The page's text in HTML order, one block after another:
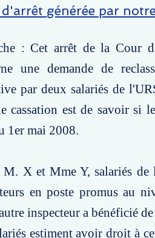
d'arrêt générée par
: Cet arrêt de la Cour
une demande de
par deux salariés de
cassation est de savoir si
1er mai 2008.
M. X et Mme Y, salariés
en poste promus au
inspecteur a bénéficié
estiment avoir droit à